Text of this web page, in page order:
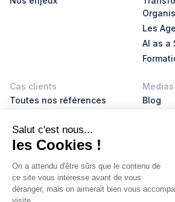
Les
AI as a
Cas clients
Toutes nos références
Medias
Blog
AI
Livres
À propos